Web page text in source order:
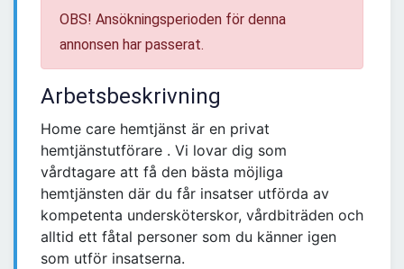
OBS! Ansökningsperioden för denna
annonsen har passerat.
Arbetsbeskrivning
Home care hemtjänst är en privat
hemtjänstutförare . Vi lovar dig som
vårdtagare att få den bästa möjliga
hemtjänsten där du får insatser utförda av
kompetenta undersköterskor, vårdbiträden och
alltid ett fåtal personer som du känner igen
som utför insatserna.